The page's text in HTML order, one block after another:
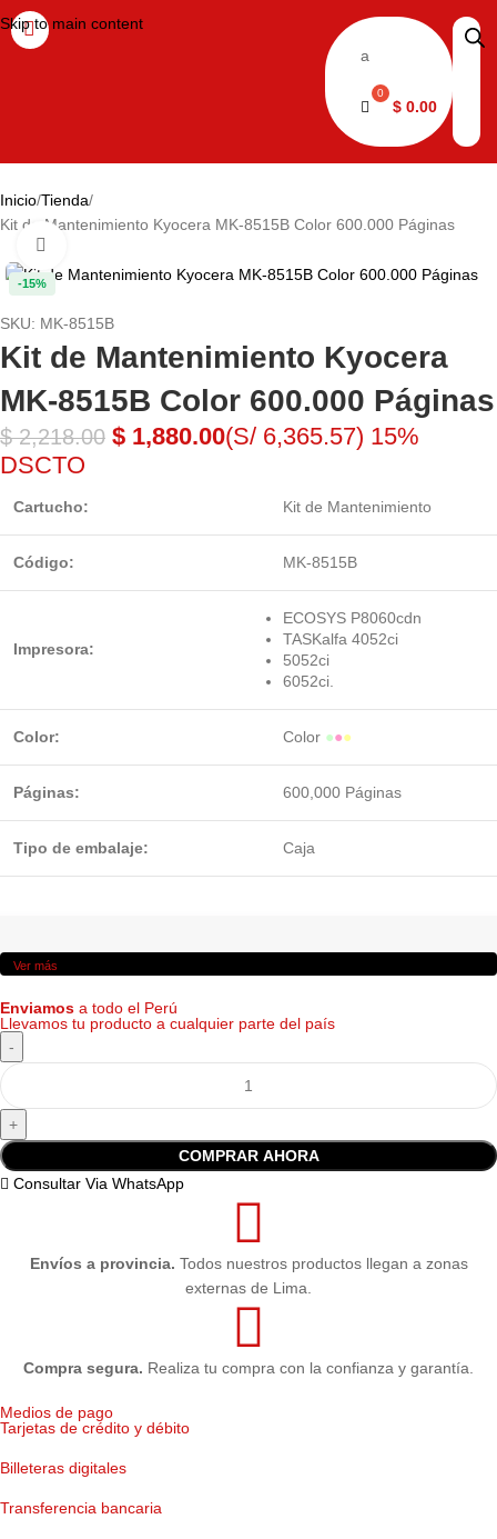
Skip to main content
a
$ 0.00
Inicio Tienda
Kit de Mantenimiento Kyocera MK-8515B Color 600.000 Páginas
-15%
SKU: MK-8515B
Kit de Mantenimiento Kyocera
MK-8515B Color 600.000 Páginas
$2,218.00 $ 1,880.00(S/ 6,365.57) 15%
DSCTO
Cartucho: Kit de Mantenimiento
Código: MK-8515B
Impresora:
ECOSYS P8060cdn
TASKalfa 4052ci
5052ci
6052ci.
Color: Color ●●●
Páginas: 600,000 Páginas
Tipo de embalaje: Caja
Ver más
Enviamos a todo el Perú
Llevamos tu producto a cualquier parte del país
COMPRAR AHORA
Consultar Via WhatsApp
Envíos a provincia. Todos nuestros productos llegan a zonas
externas de Lima.
Compra segura. Realiza tu compra con la confianza y garantía.
Medios de pago
Tarjetas de crédito y débito
Billeteras digitales
Transferencia bancaria